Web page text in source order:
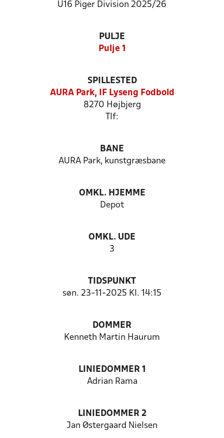
U16 Piger Division 2025/26
PULJE
Pulje 1
SPILLESTED
AURA Park, IF Lyseng Fodbold
8270 Højbjerg
Tlf:
BANE
AURA Park, kunstgræsbane
OMKL. HJEMME
Depot
OMKL. UDE
3
TIDSPUNKT
søn. 23-11-2025 Kl. 14:15
DOMMER
Kenneth Martin Haurum
LINIEDOMMER 1
Adrian Rama
LINIEDOMMER 2
Jan Østergaard Nielsen